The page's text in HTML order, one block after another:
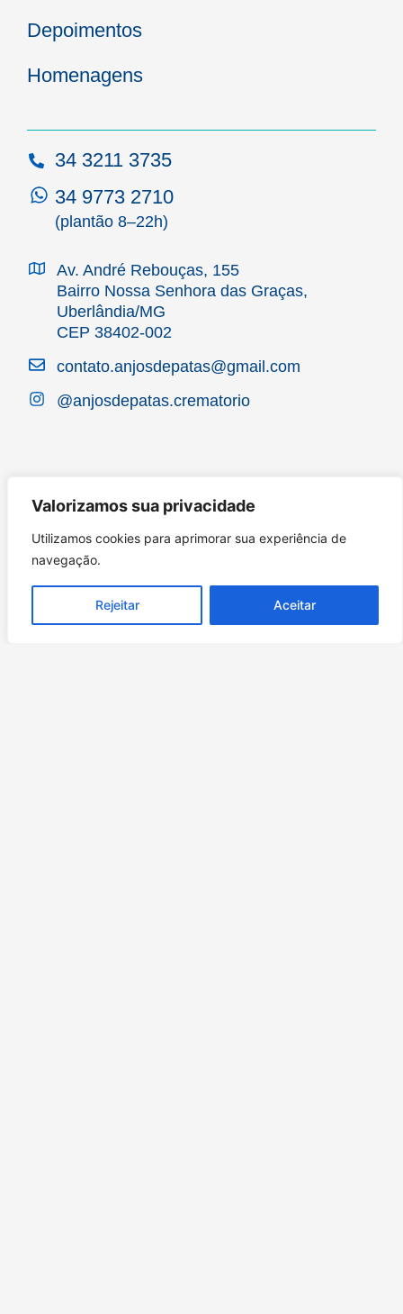
Valorizamos sua privacidade
Utilizamos cookies para aprimorar sua experiência de
navegação.
Rejeitar Aceitar
Depoimentos
Homenagens
34 3211 3735
34 9773 2710
(plantão 8–22h)
Av. André Rebouças, 155
Bairro Nossa Senhora das Graças,
Uberlândia/MG
CEP 38402-002
contato.anjosdepatas@gmail.com
@anjosdepatas.crematorio